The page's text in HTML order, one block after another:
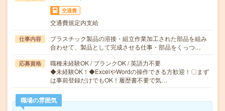
交通費
交通費規定内支給
仕事内容
プラスチック製品の溶接・組立作業加工された部品を組み
合わせて、製品として完成させる仕事・部品をくっつ…
応募資格
職種未経験OK / ブランクOK / 英語力不要
◆未経験OK！◆ExcelやWordの操作できる方歓迎！〇まず
は事前登録だけでもOK！履歴書不要で気…
職場の雰囲気